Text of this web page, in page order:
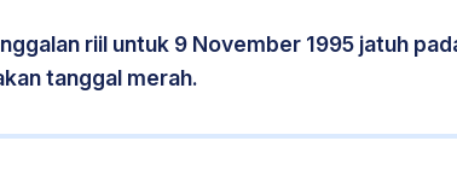
riil untuk 9 November 1995 jatuh
tanggal merah.